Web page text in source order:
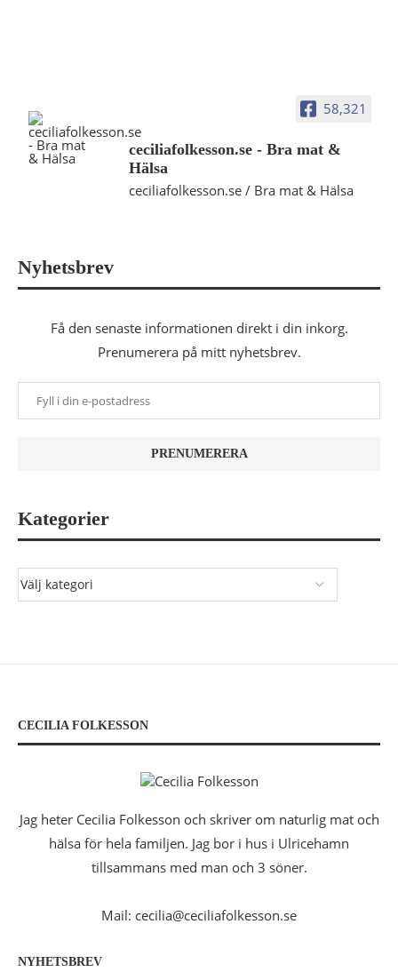
58,321
ceciliafolkesson.se - Bra mat &
Hälsa
ceciliafolkesson.se / Bra mat & Hälsa
Nyhetsbrev
Få den senaste informationen direkt i din inkorg.
Prenumerera på mitt nyhetsbrev.
Kategorier
CECILIA FOLKESSON
Jag heter Cecilia Folkesson och skriver om naturlig mat och
hälsa för hela familjen. Jag bor i hus i Ulricehamn
tillsammans med man och 3 söner.
Mail: cecilia@ceciliafolkesson.se
NYHETSBREV